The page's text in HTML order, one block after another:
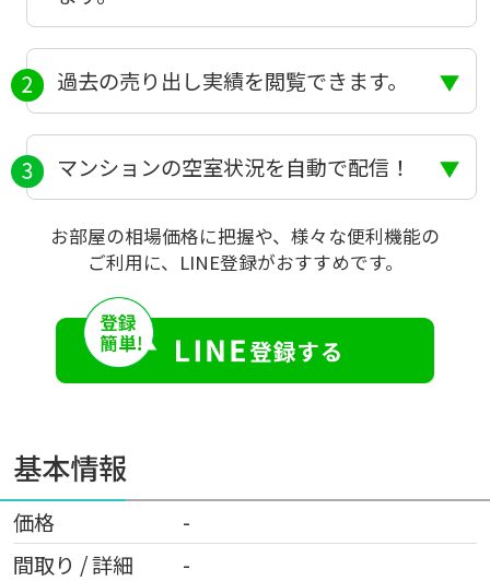
過去の売り出し実績を閲覧できます。
マンションの空室状況を自動で配信！
お部屋の相場価格に把握や、様々な便利機能の
ご利用に、LINE登録がおすすめです。
基本情報
価格
-
間取り / 詳細
-